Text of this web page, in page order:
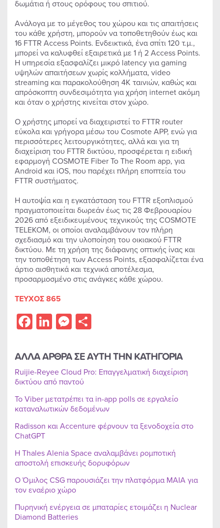
δωμάτια ή στους ορόφους του σπιτιού.
Ανάλογα με το μέγεθος του χώρου και τις απαιτήσεις
του κάθε χρήστη, μπορούν να τοποθετηθούν έως και
16 FTTR Access Points. Ενδεικτικά, ένα σπίτι 120 τ.μ.,
μπορεί να καλυφθεί εξαιρετικά με 1 ή 2 Access Points.
Η υπηρεσία εξασφαλίζει μικρό latency για gaming
υψηλών απαιτήσεων χωρίς κολλήματα, video
streaming και παρακολούθηση 4Κ ταινιών, καθώς και
απρόσκοπτη συνδεσιμότητα για χρήση internet ακόμη
και όταν ο χρήστης κινείται στον χώρο.
Ο χρήστης μπορεί να διαχειριστεί το FTTR router
εύκολα και γρήγορα μέσω του Cosmote APP, ενώ για
περισσότερες λειτουργικότητες, αλλά και για τη
διαχείριση του FTTR δικτύου, προσφέρεται η ειδική
εφαρμογή COSMOTE Fiber To The Room app, για
Android και iOS, που παρέχει πλήρη εποπτεία του
FTTR συστήματος.
Η αυτοψία και η εγκατάσταση του FTTR εξοπλισμού
πραγματοποιείται δωρεάν έως τις 28 Φεβρουαρίου
2026 από εξειδικευμένους τεχνικούς της COSMOTE
TELEKOM, οι οποίοι αναλαμβάνουν τον πλήρη
σχεδιασμό και την υλοποίηση του οικιακού FTTR
δικτύου. Με τη χρήση της διάφανης οπτικής ίνας και
την τοποθέτηση των Access Points, εξασφαλίζεται ένα
άρτιο αισθητικά και τεχνικά αποτέλεσμα,
προσαρμοσμένο στις ανάγκες κάθε χώρου.
ΤΕΥΧΟΣ 865
Facebook
LinkedIn
Messenger
ΑΛΛΑ ΑΡΘΡΑ ΣΕ ΑΥΤΗ ΤΗΝ ΚΑΤΗΓΟΡΙΑ
Ruijie-Reyee Cloud Pro: Επαγγελματική διαχείριση
δικτύου από παντού
Το Viber μετατρέπει τα in-app polls σε εργαλείο
καταναλωτικών δεδομένων
Radisson και Accenture φέρνουν τα ξενοδοχεία στο
ChatGPT
Η Thales Alenia Space αναλαμβάνει ρομποτική
αποστολή επισκευής δορυφόρων
Ο Όμιλος CSG παρουσιάζει την πλατφόρμα MAIA για
τον εναέριο χώρο
Πυρηνική ενέργεια σε μπαταρίες ετοιμάζει η Nuclear
Diamond Batteries